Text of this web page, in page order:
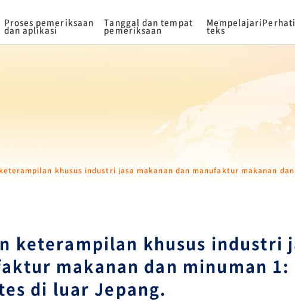
Proses pemeriksaan
dan aplikasi
Tanggal dan tempat
pemeriksaan
Mempelajari
teks
khusus industri jasa makanan dan manufaktur makanan
keterampilan khusus industri
makanan dan minuman 1:
di luar Jepang.